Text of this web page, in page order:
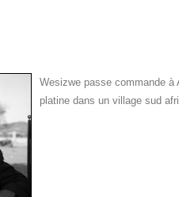
Wesizwe passe commande à
platine dans un village sud